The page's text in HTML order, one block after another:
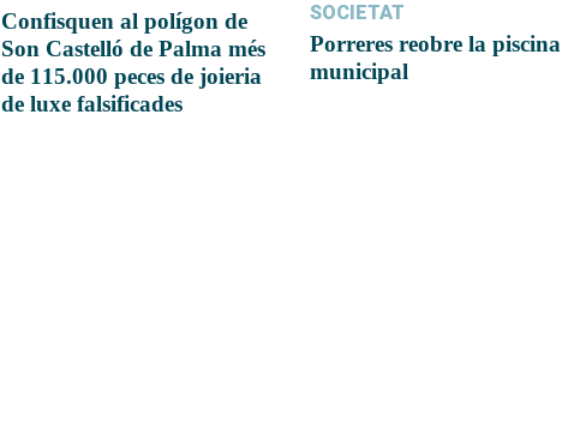
Confisquen al polígon de
Son Castelló de Palma més
de 115.000 peces de joieria
de luxe falsificades
SOCIETAT
Porreres reobre la piscina
municipal